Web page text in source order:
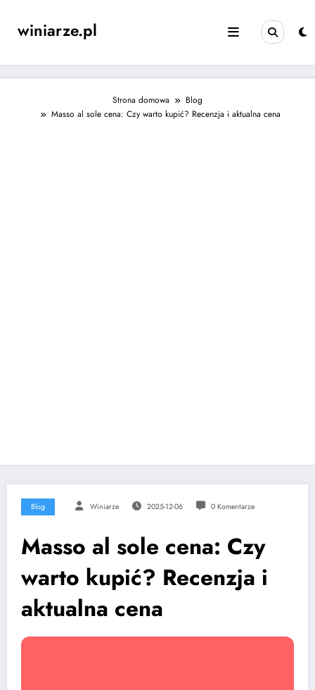
contentwiniarze.pl
Strona domowa
Blog
Masso al sole cena: Czy warto kupić? Recenzja i aktualna cena
Blog Winiarze 2025-12-06 0 Komentarze
Masso al sole cena: Czy
warto kupić? Recenzja i
aktualna cena